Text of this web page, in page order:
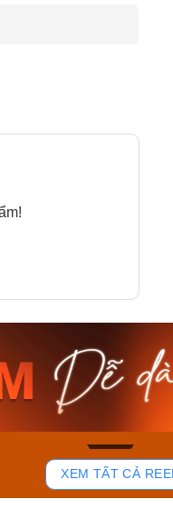
Casio Nam MTS-
RS100L-1AVDF
4.276.000₫
3.634.600₫
XEM TẤT CẢ